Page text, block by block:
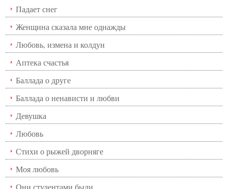
Падает снег
Женщина сказала мне однажды
Любовь, измена и колдун
Аптека счастья
Баллада о друге
Баллада о ненависти и любви
Девушка
Любовь
Стихи о рыжей дворняге
Моя любовь
Они студентами были